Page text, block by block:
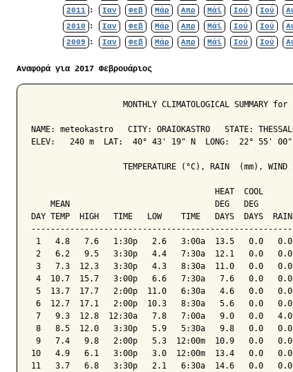
2011 : Ιαν Φεβ Μάρ Απρ Μάϊ Ιού Ιού
2010
: Ιαν Φεβ Μάρ Απρ Μάϊ Ιού Ιού
2009
: Ιαν Φεβ Μάρ Απρ Μάϊ Ιού Ιού
Αναφορά για 2017 Φεβρουάριος
MONTHLY CLIMATOLOGICAL SUMMARY for
NAME: meteokastro   CITY: ORAIOKASTRO   STATE:
ELEV:   240 m  LAT:  40° 43' 19" N  LONG:  22° 55'
TEMPERATURE (°C), RAIN  (mm), WIND
HEAT  COOL
MEAN                              DEG   DEG
DAY TEMP  HIGH   TIME   LOW    TIME   DAYS  DAYS
1   4.8   7.6   1:30p   2.6   3:00a  13.5   0.0   0.0
2   6.2   9.5   3:30p   4.4   7:30a  12.1   0.0   0.0
3   7.3  12.3   3:30p   4.3   8:30a  11.0   0.0   0.0
4  10.7  15.7   3:00p   6.6   7:30a   7.6   0.0   0.0
5  13.7  17.7   2:00p  11.0   6:30a   4.6   0.0   0.0
6  12.7  17.1   2:00p  10.3   8:30a   5.6   0.0   0.0
7   9.3  12.8  12:30a   7.8   7:00a   9.0   0.0   4.0
8   8.5  12.0   3:30p   5.9   5:30a   9.8   0.0
9   7.4   9.8   2:00p   5.3  12:00m  10.9   0.0   0.0
10   4.9   6.1   3:00p   3.0  12:00m  13.4   0.0   0.0
11   3.7   6.8   3:30p   2.1   6:30a  14.6   0.0   0.0